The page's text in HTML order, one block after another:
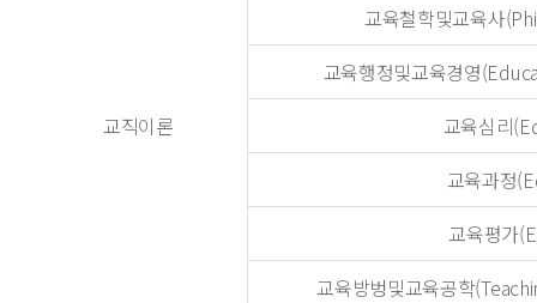
교직이론
교육철학및교육사
교육행정및교육경영
교육심리
교육과정
교육평가
교육방벙및교육공학